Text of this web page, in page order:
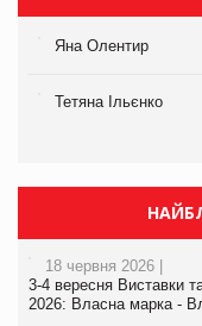
Яна Олентир
Тетяна Ільєнко
18 червня 2026 |
3-4 вересня Виставки
2026: Власна марка -